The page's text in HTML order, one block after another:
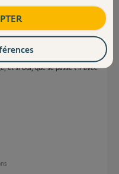
et si oui, que se passe t'il avec